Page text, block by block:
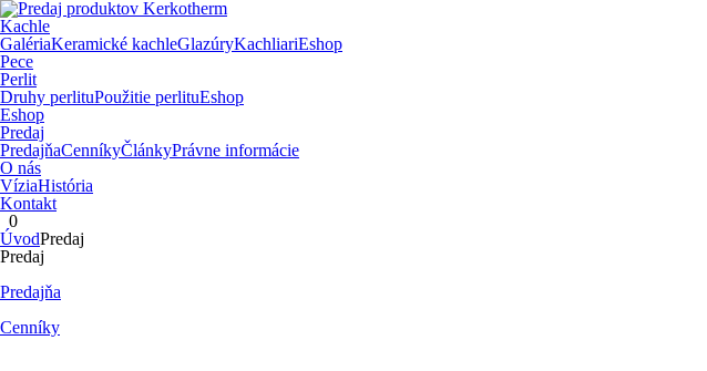
Kachle
GalériaKeramické kachleGlazúryKachliariEshop
Pece
Perlit
Druhy perlituPoužitie perlituEshop
Eshop
Predaj
PredajňaCenníkyČlánkyPrávne informácie
O nás
VíziaHistória
Kontakt
0
ÚvodPredaj
Predaj
Predajňa
Cenníky